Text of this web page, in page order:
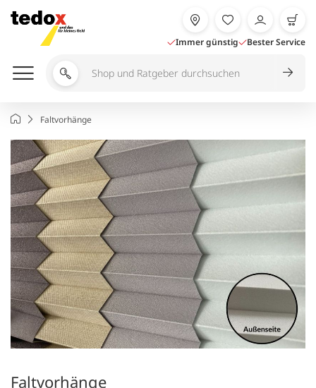
Inhalt
springen
Immer günstig Bester Service
Shop
durchsuchen
StartseiteFaltvorhänge
Faltvorhänge